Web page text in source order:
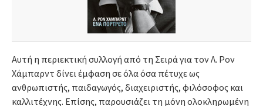
Αυτή η περιεκτική συλλογή από τη Σειρά για τον Λ. Ρον
Χάμπαρντ δίνει έμφαση σε όλα όσα πέτυχε ως
ανθρωπιστής, παιδαγωγός, διαχειριστής, φιλόσοφος και
καλλιτέχνης. Επίσης, παρουσιάζει τη μόνη ολοκληρωμένη